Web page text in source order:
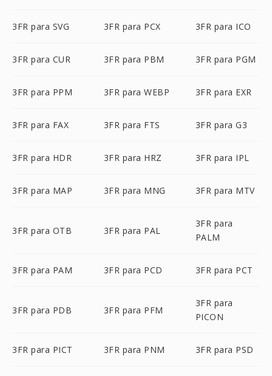
3FR para SVG 3FR para PCX 3FR para ICO
3FR para CUR 3FR para PBM 3FR para PGM
3FR para PPM 3FR para WEBP 3FR para EXR
3FR para FAX 3FR para FTS 3FR para G3
3FR para HDR 3FR para HRZ 3FR para IPL
3FR para MAP 3FR para MNG 3FR para MTV
3FR para OTB 3FR para PAL
3FR para
PALM
3FR para PAM 3FR para PCD 3FR para PCT
3FR para PDB 3FR para PFM
3FR para
PICON
3FR para PICT 3FR para PNM 3FR para PSD